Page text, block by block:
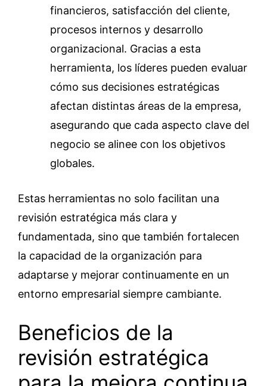
financieros, satisfacción del cliente,
procesos internos y desarrollo
organizacional. Gracias a esta
herramienta, los líderes pueden evaluar
cómo sus decisiones estratégicas
afectan distintas áreas de la empresa,
asegurando que cada aspecto clave del
negocio se alinee con los objetivos
globales.
Estas herramientas no solo facilitan una
revisión estratégica más clara y
fundamentada, sino que también fortalecen
la capacidad de la organización para
adaptarse y mejorar continuamente en un
entorno empresarial siempre cambiante.
Beneficios de la
revisión estratégica